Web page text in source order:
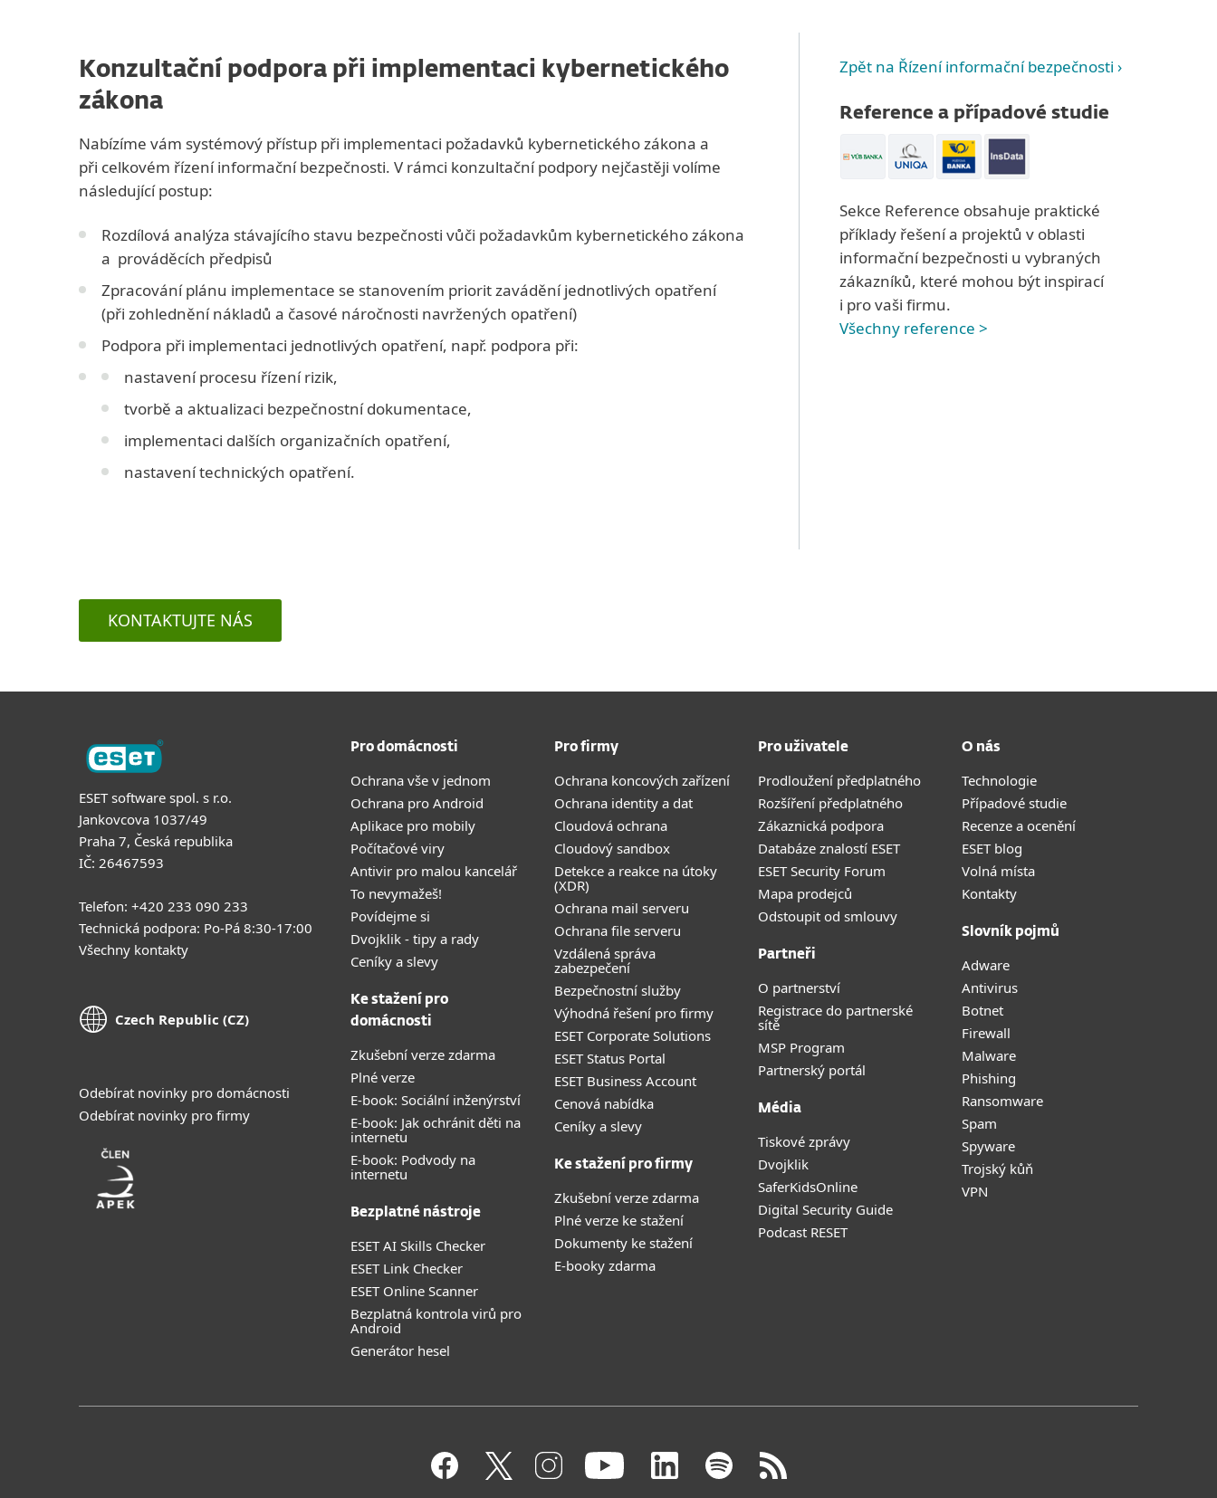
Konzultační podpora při implementaci kybernetického
zákona
Nabízíme vám systémový přístup při implementaci požadavků kybernetického zákona a
při celkovém řízení informační bezpečnosti. V rámci konzultační podpory nejčastěji volíme
následující postup:
Rozdílová analýza stávajícího stavu bezpečnosti vůči požadavkům kybernetického zákona
a prováděcích předpisů
Zpracování plánu implementace se stanovením priorit zavádění jednotlivých opatření
(při zohlednění nákladů a časové náročnosti navržených opatření)
Podpora při implementaci jednotlivých opatření, např. podpora při:
nastavení procesu řízení rizik,
tvorbě a aktualizaci bezpečnostní dokumentace,
implementaci dalších organizačních opatření,
nastavení technických opatření.
Zpět na Řízení informační bezpečnosti ›
Reference a případové studie
Sekce Reference obsahuje praktické
příklady řešení a projektů v oblasti
informační bezpečnosti u vybraných
zákazníků, které mohou být inspirací
i pro vaši firmu.
Všechny reference >
KONTAKTUJTE NÁS
ESET software spol. s r.o.
Jankovcova 1037/49
Praha 7, Česká republika
IČ: 26467593
Telefon: +420 233 090 233
Technická podpora: Po-Pá 8:30-17:00
Všechny kontakty
Czech Republic (CZ)
Odebírat novinky pro domácnosti
Odebírat novinky pro firmy
Pro domácnosti
Ochrana vše v jednom
Ochrana pro Android
Aplikace pro mobily
Počítačové viry
Antivir pro malou kancelář
To nevymažeš!
Povídejme si
Dvojklik - tipy a rady
Ceníky a slevy
Ke stažení pro
domácnosti
Zkušební verze zdarma
Plné verze
E-book: Sociální inženýrství
E-book: Jak ochránit děti na
internetu
E-book: Podvody na
internetu
Bezplatné nástroje
ESET AI Skills Checker
ESET Link Checker
ESET Online Scanner
Bezplatná kontrola virů pro
Android
Generátor hesel
Pro firmy
Ochrana koncových zařízení
Ochrana identity a dat
Cloudová ochrana
Cloudový sandbox
Detekce a reakce na útoky
(XDR)
Ochrana mail serveru
Ochrana file serveru
Vzdálená správa
zabezpečení
Bezpečnostní služby
Výhodná řešení pro firmy
ESET Corporate Solutions
ESET Status Portal
ESET Business Account
Cenová nabídka
Ceníky a slevy
Ke stažení pro firmy
Zkušební verze zdarma
Plné verze ke stažení
Dokumenty ke stažení
E-booky zdarma
Pro uživatele
Prodloužení předplatného
Rozšíření předplatného
Zákaznická podpora
Databáze znalostí ESET
ESET Security Forum
Mapa prodejců
Odstoupit od smlouvy
Partneři
O partnerství
Registrace do partnerské
sítě
MSP Program
Partnerský portál
Média
Tiskové zprávy
Dvojklik
SaferKidsOnline
Digital Security Guide
Podcast RESET
O nás
Technologie
Případové studie
Recenze a ocenění
ESET blog
Volná místa
Kontakty
Slovník pojmů
Adware
Antivirus
Botnet
Firewall
Malware
Phishing
Ransomware
Spam
Spyware
Trojský kůň
VPN